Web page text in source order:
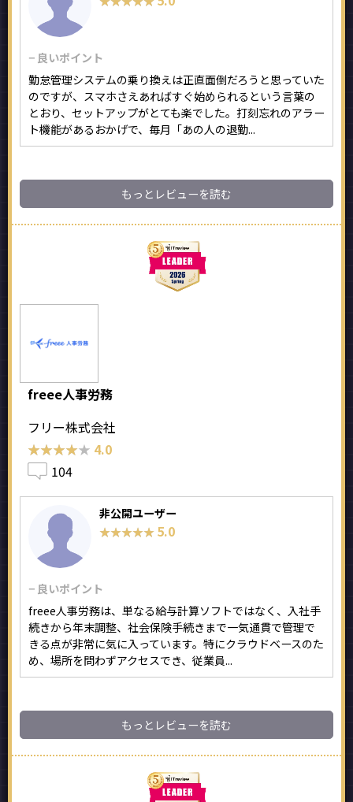
− 良いポイント
勤怠管理システムの乗り換えは正直面倒だろうと思っていた
のですが、スマホさえあればすぐ始められるという言葉の
とおり、セットアップがとても楽でした。打刻忘れのアラー
ト機能があるおかげで、毎月「あの人の退勤...
もっとレビューを読む
freee人事労務
フリー株式会社
★★★★★
★★★★★ 4.0
104
非公開ユーザー
★★★★★
★★★★★ 5.0
− 良いポイント
freee人事労務は、単なる給与計算ソフトではなく、入社手
続きから年末調整、社会保険手続きまで一気通貫で管理で
きる点が非常に気に入っています。特にクラウドベースのた
め、場所を問わずアクセスでき、従業員...
もっとレビューを読む